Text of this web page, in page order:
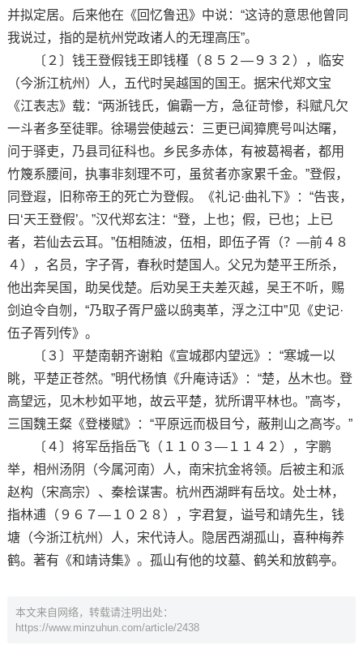
并拟定居。后来他在《回忆鲁迅》中说：“这诗的意思他曾同
我说过，指的是杭州党政诸人的无理高压”。
〔２〕钱王登假钱王即钱槿（８５２—９３２），临安
（今浙江杭州）人，五代时吴越国的国王。据宋代郑文宝
《江表志》载：“两浙钱氏，偏霸一方，急征苛惨，科赋凡欠
一斗者多至徒罪。徐瑒尝使越云：三更已闻獐麂号叫达曙，
问于驿吏，乃县司征科也。乡民多赤体，有被葛褐者，都用
竹篾系腰间，执事非刻理不可，虽贫者亦家累千金。”登假，
同登遐，旧称帝王的死亡为登假。《礼记·曲礼下》：“告丧，
曰‘天王登假’。”汉代郑玄注：“登，上也；假，已也；上已
者，若仙去云耳。”伍相随波，伍相，即伍子胥（？—前４８
４），名员，字子胥，春秋时楚国人。父兄为楚平王所杀，
他出奔吴国，助吴伐楚。后劝吴王夫差灭越，吴王不听，赐
剑迫令自刎，“乃取子胥尸盛以鸱夷革，浮之江中”见《史记·
伍子胥列传》。
〔３〕平楚南朝齐谢粕《宣城郡内望远》：“寒城一以
眺，平楚正苍然。”明代杨慎《升庵诗话》：“楚，丛木也。登
高望远，见木杪如平地，故云平楚，犹所谓平林也。”高岑，
三国魏王粲《登楼赋》：“平原远而极目兮，蔽荆山之高岑。”
〔４〕将军岳指岳飞（１１０３—１１４２），字鹏
举，相州汤阴（今属河南）人，南宋抗金将领。后被主和派
赵构（宋高宗）、秦桧谋害。杭州西湖畔有岳坟。处士林，
指林逋（９６７—１０２８），字君复，谥号和靖先生，钱
塘（今浙江杭州）人，宋代诗人。隐居西湖孤山，喜种梅养
鹤。著有《和靖诗集》。孤山有他的坟墓、鹤关和放鹤亭。
本文来自网络，转载请注明出处：
https://www.minzuhun.com/article/2438